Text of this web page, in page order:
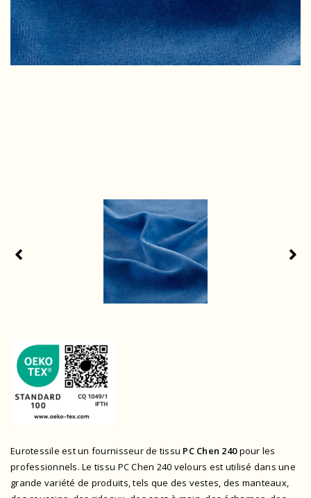
Eurotessile est un fournisseur de tissu PC Chen 240pour les
professionnels. Le tissu PC Chen 240 velours est utilisé dans une
grande variété de produits, tels que des vestes, des manteaux,